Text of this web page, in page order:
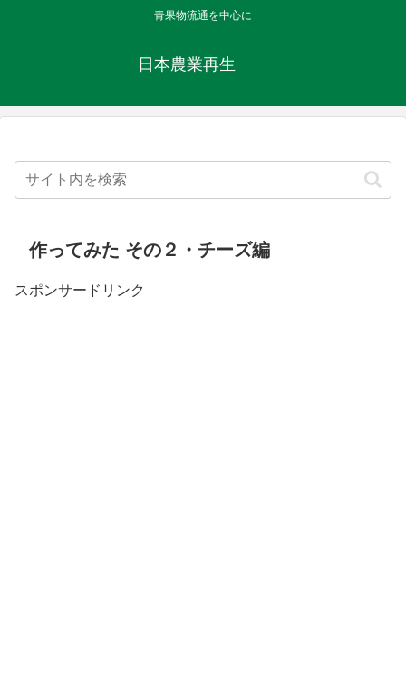
青果物流通を中心に
日本農業再生
作ってみた その２・チーズ編
スポンサードリンク